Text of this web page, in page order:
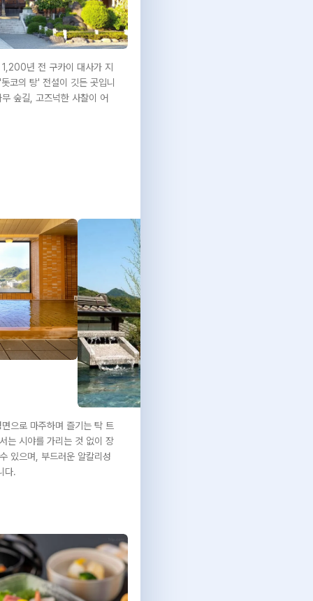
년 전 구카이 대사가 지
코의 탕' 전설이 깃든 곳입니
숲길, 고즈넉한 사찰이 어
으로 마주하며 즐기는 탁 트
는 시야를 가리는 것 없이 장
있으며, 부드러운 알칼리성
다.